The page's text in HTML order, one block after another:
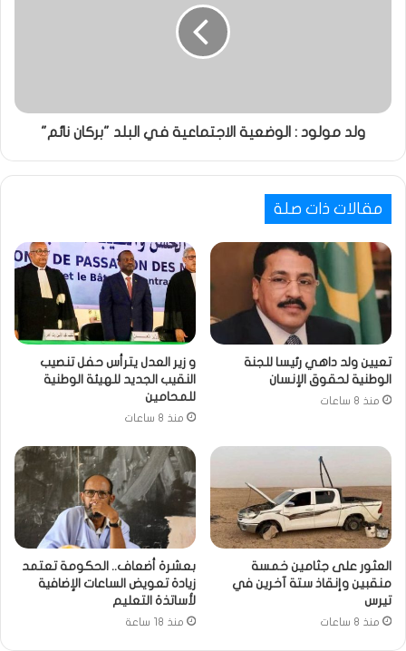
ولد مولود : الوضعية الاجتماعية في البلد "بركان نائم"
مقالات ذات صلة
تعيين ولد داهي رئيسا للجنة
الوطنية لحقوق الإنسان
منذ 8 ساعات
و زير العدل يترأس حفل تنصيب
النقيب الجديد للهيئة الوطنية
للمحامين
منذ 8 ساعات
العثور على جثامين خمسة
منقبين وإنقاذ ستة آخرين في
تيرس
منذ 8 ساعات
بعشرة أضعاف.. الحكومة تعتمد
زيادة تعويض الساعات الإضافية
لأساتذة التعليم
منذ 18 ساعة